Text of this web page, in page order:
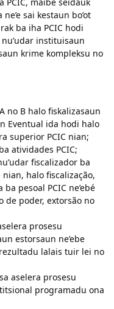
sai kestaun bo’ot
ba iha PCIC hodi
instituisaun
krime kompleksu no
no B halo fiskalizasaun
Eventual ida hodi halo
superior PCIC nian;
atividades PCIC;
fiscalizador ba
halo fiscalização,
pesoal PCIC ne’ebé
de poder, extorsão no
prosesu
estorsaun ne’ebe
lalais tuir lei no
aselera prosesu
programadu ona